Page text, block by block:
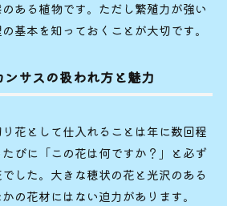
ある植物です。ただし繁殖力が強い
基本を知っておくことが大切です。
サスの扱われ方と魅力
花として仕入れることは年に数回程
びに「この花は何ですか？」と必ず
した。大きな穂状の花と光沢のある
の花材にはない迫力があります。